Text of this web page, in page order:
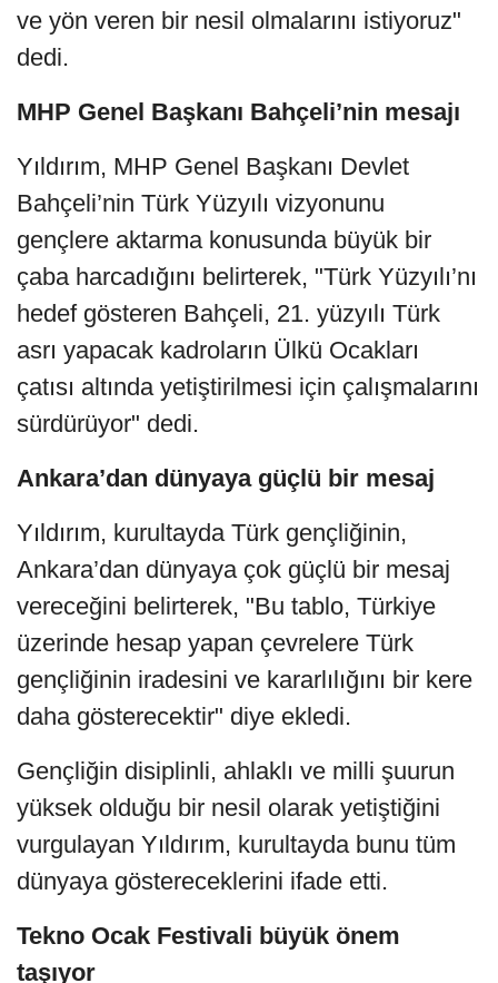
ve yön veren bir nesil olmalarını istiyoruz"
dedi.
MHP Genel Başkanı Bahçeli’nin mesajı
Yıldırım, MHP Genel Başkanı Devlet
Bahçeli’nin Türk Yüzyılı vizyonunu
gençlere aktarma konusunda büyük bir
çaba harcadığını belirterek, "Türk Yüzyılı’nı
hedef gösteren Bahçeli, 21. yüzyılı Türk
asrı yapacak kadroların Ülkü Ocakları
çatısı altında yetiştirilmesi için çalışmalarını
sürdürüyor" dedi.
Ankara’dan dünyaya güçlü bir mesaj
Yıldırım, kurultayda Türk gençliğinin,
Ankara’dan dünyaya çok güçlü bir mesaj
vereceğini belirterek, "Bu tablo, Türkiye
üzerinde hesap yapan çevrelere Türk
gençliğinin iradesini ve kararlılığını bir kere
daha gösterecektir" diye ekledi.
Gençliğin disiplinli, ahlaklı ve milli şuurun
yüksek olduğu bir nesil olarak yetiştiğini
vurgulayan Yıldırım, kurultayda bunu tüm
dünyaya göstereceklerini ifade etti.
Tekno Ocak Festivali büyük önem
taşıyor